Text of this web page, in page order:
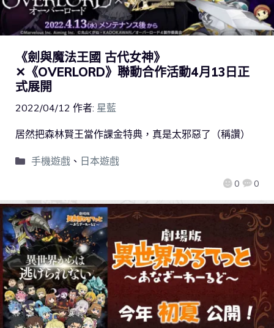
《劍與魔法王國 古代女神》
✕《OVERLORD》聯動合作活動4月13日正
式展開
2022/04/12 作者: 星藍
0 0
居然把森林賢王當作課金特典，真是太邪惡了（稱讚）
手機遊戲、 日本遊戲